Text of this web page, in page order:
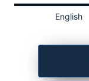
English